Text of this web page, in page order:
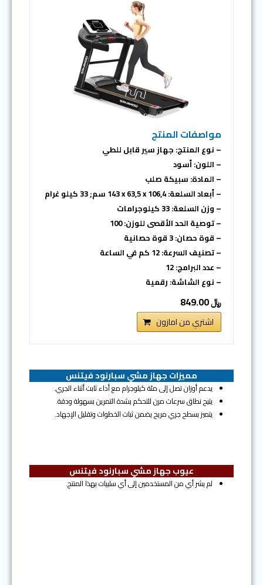
مواصفات المنتج
– نوع المنتج: جهاز سير قابل للطي
– اللون: أسود
– المادة: سبيكة صلب
– أبعاد السلعة: ‎143 x 63,5 x 106,4 سم; 33 كيلو غرام
– وزن السلعة: 33 كيلوجرامات
– توصية الحد الأقصى للوزن: 100
– قوة حصان: 3 قوة حصانية
– تصنيف السرعة: 12 كم في الساعة
– عدد البرامج: 12
– نوع الشاشة: رقمية
﷼ 849.00
اشتري من امازون
مميزات جهاز مشي سبارنود فيتنس
يدعم أوزان تصل إلى مئة كيلوجرام مع أداء ثابت أثناء الجري.
يتيح نطاق سرعات مرن للتحكم بشدة التمرين بسهولة ودقة.
يتميز بسطح جري مريح يضمن ثبات الخطوات وتقليل الإجهاد.
عيوب جهاز مشي سبارنود فيتنس
لم يشر أي من المستخدمين إلى أي سلبيات بهذا المنتج.